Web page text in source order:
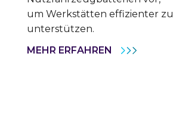
um Werkstätten effizienter zu
unterstützen.
MEHR ERFAHREN VARTA